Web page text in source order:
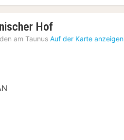
Hof1
Nacht
am Taunus Auf der Karte anzeigen